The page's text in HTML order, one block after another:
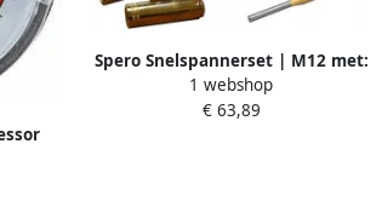
|
|
Spero Snelspannerset | M12 met:
large vleugelmoer | 5 ankers |
doorslagpen | 16 x 210 mm SDS-
1 webshop
€ 63,89